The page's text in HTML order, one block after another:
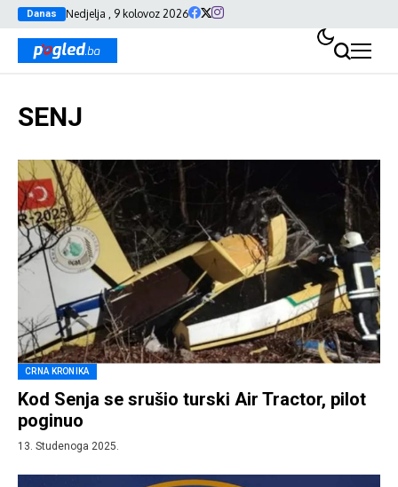
Danas Nedjelja , 9 kolovoz 2026
SENJ
CRNA KRONIKA
Kod Senja se srušio turski Air Tractor, pilot
poginuo
13. Studenoga 2025.